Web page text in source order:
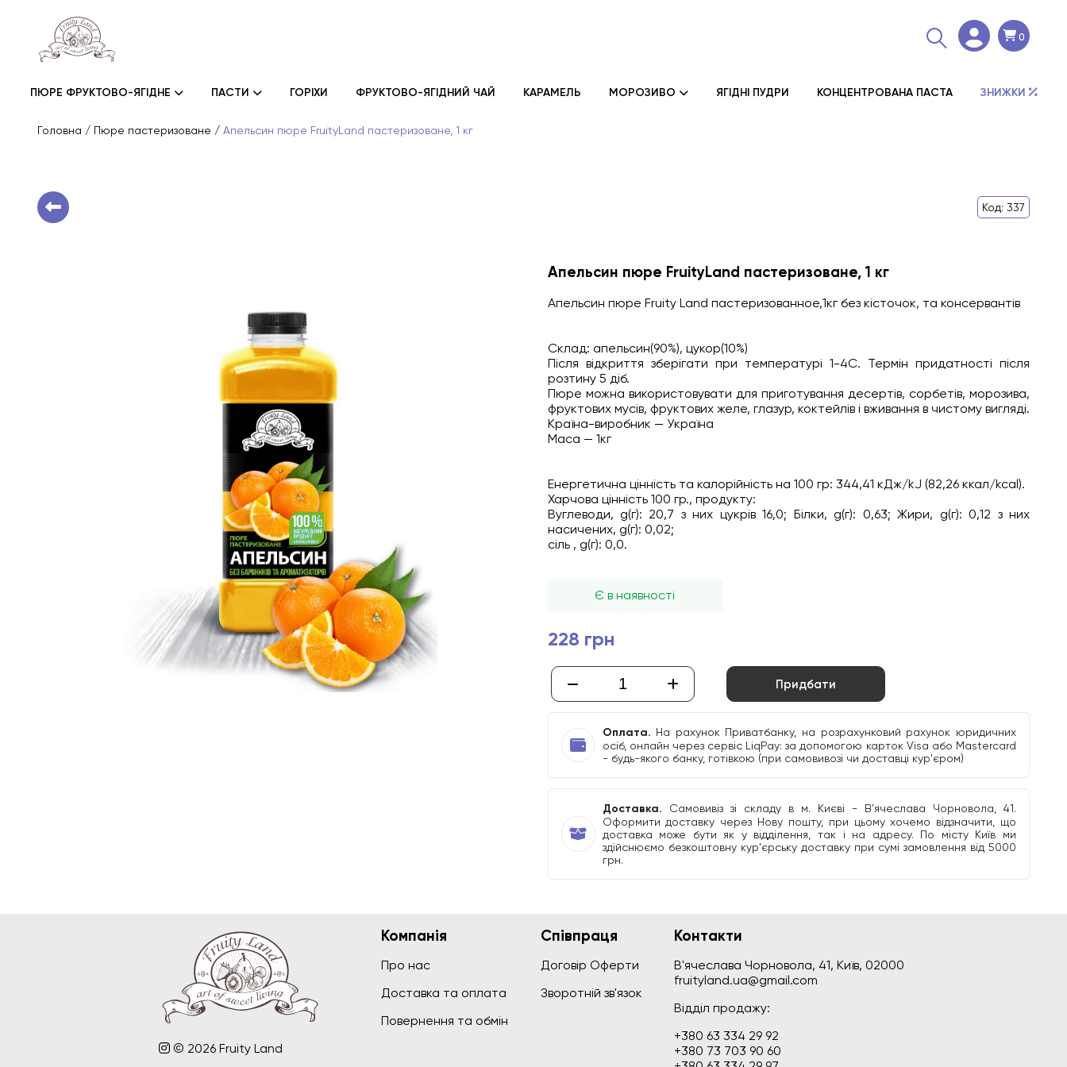
0
ПЮРЕ ФРУКТОВО-ЯГІДНЕ ПАСТИ ГОРІХИ ФРУКТОВО-ЯГІДНИЙ ЧАЙ КАРАМЕЛЬ МОРОЗИВО ЯГІДНІ ПУДРИ КОНЦЕНТРОВАНА ПАСТА ЗНИЖКИ
Головна / Пюре пастеризоване / Апельсин пюре FruityLand пастеризоване, 1 кг
Код: 337
Апельсин пюре FruityLand пастеризоване, 1 кг
Апельсин пюре Fruity Land пастеризованное,1кг без кісточок, та консервантів
Склад: апельсин(90%), цукор(10%)
Після відкриття зберігати при температурі 1-4С. Термін придатності після
розтину 5 діб.
Пюре можна використовувати для приготування десертів, сорбетів, морозива,
фруктових мусів, фруктових желе, глазур, коктейлів і вживання в чистому вигляді.
Країна-виробник — Україна
Маса — 1кг
Енергетична цінність та калорійність на 100 гр: 344,41 кДж/kJ (82,26 ккал/kcal).
Харчова цінність 100 гр., продукту:
Вуглеводи, g(г): 20,7 з них цукрів 16,0; Білки, g(г): 0,63; Жири, g(г): 0,12 з них
насичених, g(г): 0,02;
сіль , g(г): 0,0.
Є в наявності
228 грн
Придбати
Оплата. На рахунок Приватбанку, на розрахунковий рахунок юридичних
осіб, онлайн через сервіс LiqPay: за допомогою карток Visa або Mastercard
- будь-якого банку, готівкою (при самовивозі чи доставці кур'єром)
Доставка. Самовивіз зі складу в м. Києві - В'ячеслава Чорновола, 41.
Оформити доставку через Нову пошту, при цьому хочемо відзначити, що
доставка може бути як у відділення, так і на адресу. По місту Київ ми
здійснюємо безкоштовну кур'єрську доставку при сумі замовлення від 5000
грн.
© 2026 Fruity Land
Компанія
Про нас
Доставка та оплата
Повернення та обмін
Співпраця
Договір Оферти
Зворотній зв'язок
Контакти
В'ячеслава Чорновола, 41, Київ, 02000
fruityland.ua@gmail.com
Відділ продажу:
+380 63 334 29 92
+380 73 703 90 60